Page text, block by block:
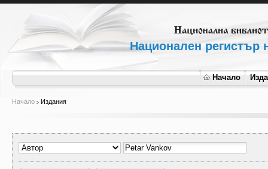
Национален регистър
Начало
Начало Издания